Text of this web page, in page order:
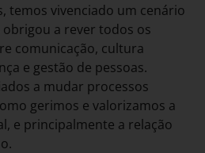
temos vivenciado um cenário
a rever todos os
comunicação, cultura
e gestão de pessoas.
a mudar processos
gerimos e valorizamos a
e principalmente a relação